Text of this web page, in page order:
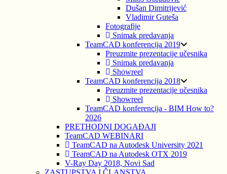
Dušan Dimitrijević
Vladimir Guteša
Fotografije
Snimak predavanja
TeamCAD konferencija 2019
Preuzmite prezentacije učesnika
Snimak predavanja
Showreel
TeamCAD konferencija 2018
Preuzmite prezentacije učesnika
Showreel
TeamCAD konferencija - BIM How to?
2026
PRETHODNI DOGAĐAJI
TeamCAD WEBINARI
TeamCAD na Autodesk University 2021
TeamCAD na Autodesk OTX 2019
V-Ray Day 2018, Novi Sad